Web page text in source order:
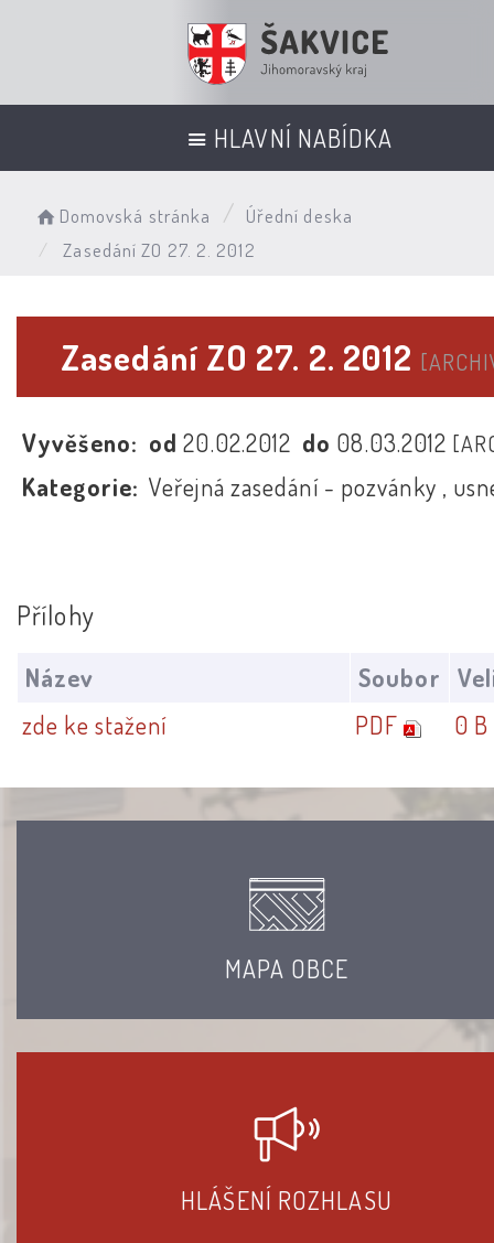
HLAVNÍ NABÍDKA
Domovská stránka
Úřední deska
Zasedání ZO 27. 2. 2012
Zasedání ZO 27. 2. 2012
Vyvěšeno: od20.02.2012 do 08.03.2012
Kategorie: Veřejná zasedání - pozvánky ,
Přílohy
Název Soubor
zde ke stažení
PDF 0 B
MAPA OBCE
HLÁŠENÍ ROZHLASU